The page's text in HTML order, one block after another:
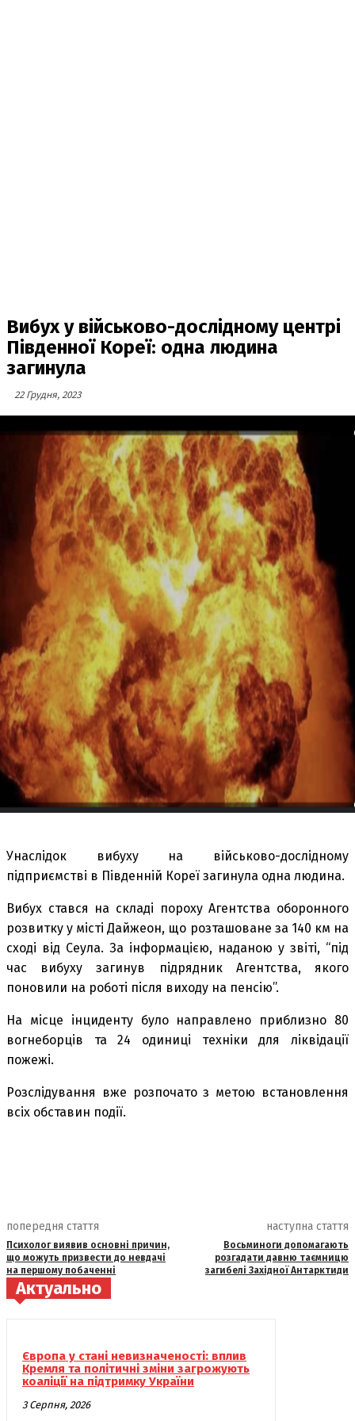
Вибух у військово-дослідному центрі
Південної Кореї: одна людина
загинула
22 Грудня, 2023
Унаслідок вибуху на військово-дослідному
підприємстві в Південній Кореї загинула одна людина.
Вибух стався на складі пороху Агентства оборонного
розвитку у місті Дайжеон, що розташоване за 140 км на
сході від Сеула. За інформацією, наданою у звіті, “під
час вибуху загинув підрядник Агентства, якого
поновили на роботі після виходу на пенсію”.
На місце інциденту було направлено приблизно 80
вогнеборців та 24 одиниці техніки для ліквідації
пожежі.
Розслідування вже розпочато з метою встановлення
всіх обставин події.
попередня стаття
Психолог виявив основні причин,
що можуть призвести до невдачі
на першому побаченні
наступна стаття
Восьминоги допомагають
розгадати давню таємницю
загибелі Західної Антарктиди
Актуально
Європа у стані невизначеності: вплив
Кремля та політичні зміни загрожують
коаліції на підтримку України
3 Серпня, 2026